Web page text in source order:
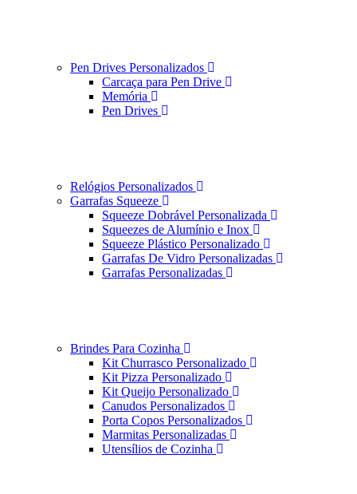
Pen Drives Personalizados
Carcaça para Pen Drive
Memória
Pen Drives
Relógios Personalizados
Garrafas Squeeze
Squeeze Dobrável Personalizada
Squeezes de Alumínio e Inox
Squeeze Plástico Personalizado
Garrafas De Vidro Personalizadas
Garrafas Personalizadas
Brindes Para Cozinha
Kit Churrasco Personalizado
Kit Pizza Personalizado
Kit Queijo Personalizado
Canudos Personalizados
Porta Copos Personalizados
Marmitas Personalizadas
Utensílios de Cozinha